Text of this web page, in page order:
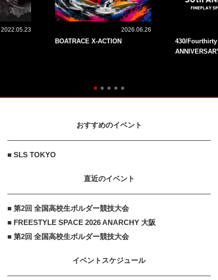
2022.05.23 2026.06.26
BOATRACE X-ACTION
430/
おすすめのイベント
■ SLS TOKYO
直近のイベント
■ 第2回 全国高校生ボルダー競技大会
■ FREESTYLE SPACE 2026 ANARCHY 大阪
■ 第2回 全国高校生ボルダー競技大会
イベントスケジュール